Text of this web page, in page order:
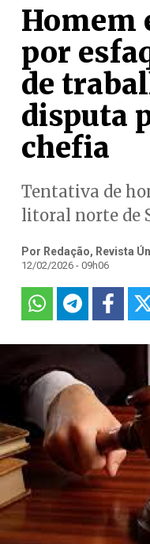
Homem
por
de
disputa
chefia
Tentativa de
litoral norte de
Por Redação, Revista
12/02/2026 - 09h06